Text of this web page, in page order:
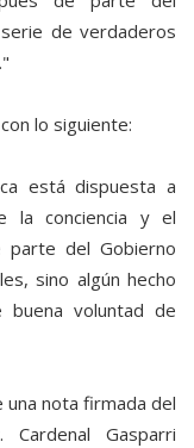
de verdaderos
lo siguiente:
está dispuesta a
la conciencia y el
parte del Gobierno
sino algún hecho
voluntad de
una nota firmada del
Gasparri